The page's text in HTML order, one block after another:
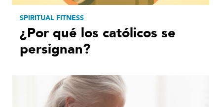
SPIRITUAL FITNESS
¿Por qué los católicos se
persignan?